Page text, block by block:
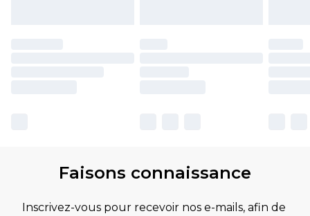
Faisons connaissance
Inscrivez-vous pour recevoir nos e-mails, afin de